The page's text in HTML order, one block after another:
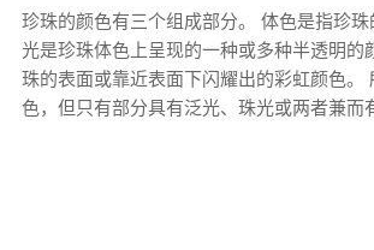
珍珠的颜色有三个组成部分。 体色是指珍
光是珍珠体色上呈现的一种或多种半透明的
珠的表面或靠近表面下闪耀出的彩虹颜色。
色，但只有部分具有泛光、珠光或两者兼而